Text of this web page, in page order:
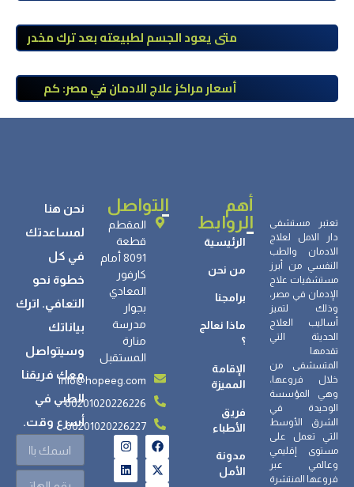
طبي
متى يعود الجسم لطبيعته بعد ترك مخدر
أسعار مراكز علاج الادمان في مصر: كم
تبلغ التكلفة وما الذي يشمله سعر
تعتبر مستشفى
دار الامل لعلاج
الادمان والطب
النفسي من أبرز
مستشفيات علاج
الإدمان في مصر،
وذلك لتميز
أساليب العلاج
الحديثة التي
تقدمها
المتسشفى من
خلال فروعها،
وهي المؤسسة
الوحيدة في
الشرق الأوسط
التي تعمل على
مستوى إقليمي
وعالمي عبر
فروعها المنتشرة
أهم
الروابط
الرئيسية
من نحن
برامجنا
ماذا نعالج
؟
الإقامة
المميزة
فريق
الأطباء
مدونة
الأمل
التواصل
المقطم
قطعة
8091 أمام
كارفور
المعادي
بجوار
مدرسة
منارة
المستقبل
info@hopeeg.com
00201020226226
00201020226227
نحن هنا
لمساعدتك
في كل
خطوة نحو
التعافي. اترك
بياناتك
وسيتواصل
معك فريقنا
الطبي في
أسرع وقت.